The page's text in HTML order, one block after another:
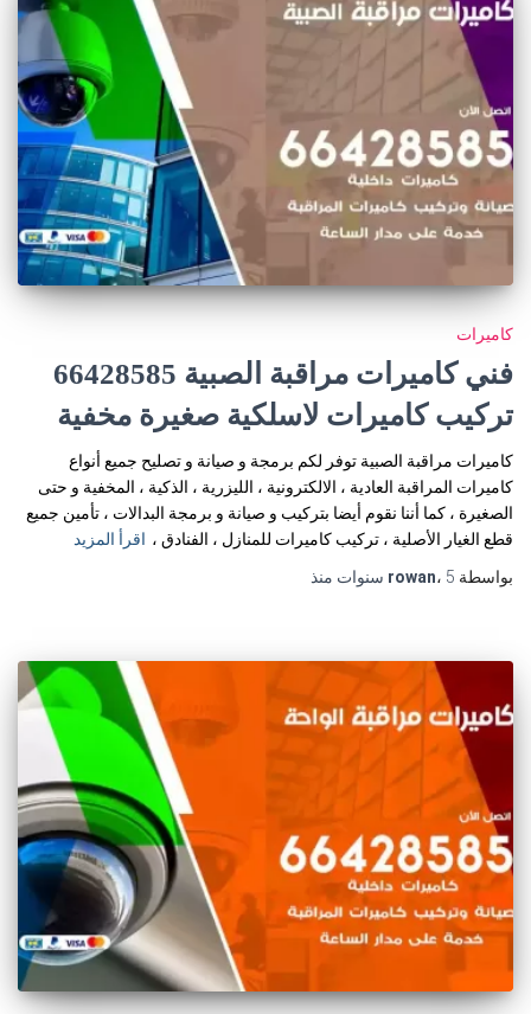
كاميرات
فني كاميرات مراقبة الصبية 66428585
تركيب كاميرات لاسلكية صغيرة مخفية
كاميرات مراقبة الصبية توفر لكم برمجة و صيانة و تصليح جميع أنواع
كاميرات المراقبة العادية ، الالكترونية ، الليزرية ، الذكية ، المخفية و حتى
الصغيرة ، كما أننا نقوم أيضا بتركيب و صيانة و برمجة البدالات ، تأمين جميع
قطع الغيار الأصلية ، تركيب كاميرات للمنازل ، الفنادق ، اقرأ المزيد
بواسطة
rowan، 5 سنوات منذ